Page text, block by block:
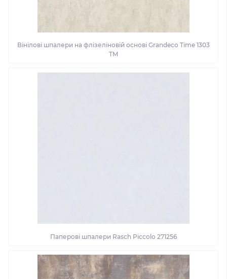
Вінілові шпалери на флізеліновій основі Grandeco Time 1303
TM
Паперові шпалери Rasch Piccolo 271256